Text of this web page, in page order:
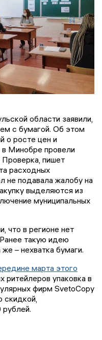
области заявили,
с бумагой. Об этом
о росте цен и
в Минобре провели
Проверка, пишет
расходных
не подавала жалобу на
выделяются из
муниципальных
что в регионе нет
такую идею
– нехватка бумаги.
марта этого
ритейлеров упаковка в
фирм SvetoCopу
скидкой,